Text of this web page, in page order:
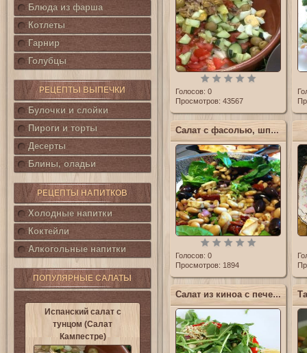
Блюда из фарша
Котлеты
Гарнир
Голубцы
РЕЦЕПТЫ ВЫПЕЧКИ
Булочки и слойки
Пироги и торты
Десерты
Блины, оладьи
РЕЦЕПТЫ НАПИТКОВ
Холодные напитки
Коктейли
Алкогольные напитки
ПОПУЛЯРНЫЕ САЛАТЫ
Испанский салат с
тунцом (Салат
Кампестре)
Голосов: 0
Просмотров: 43567
Салат с фасолью, шпинатом и моцареллой
Голосов: 0
Просмотров: 1894
Салат из киноа с печеными овощами